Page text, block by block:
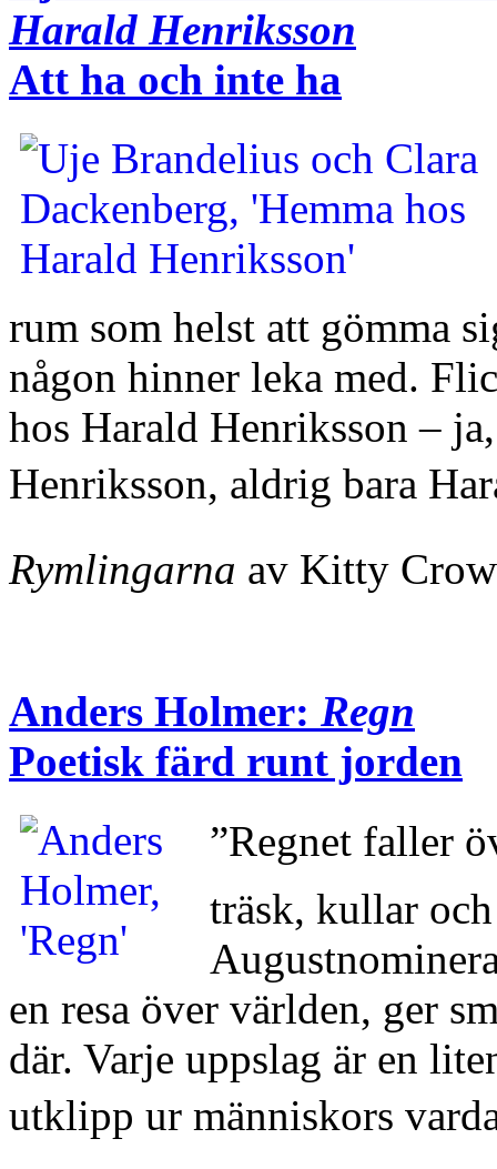
Harald Henriksson
Att ha och inte ha
rum som helst att gömma
någon hinner leka med.
hos Harald Henriksson –
Henriksson, aldrig bara
Rymlingarna av Kitty
Anders Holmer: Regn
Poetisk färd runt jorden
”Regnet faller
träsk, kullar
en resa över världen, ger
där. Varje uppslag är en
utklipp ur människors